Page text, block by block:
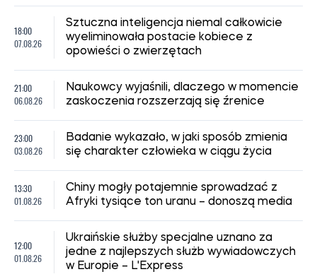
18:00
07.08.26
Sztuczna inteligencja niemal całkowicie
wyeliminowała postacie kobiece z
opowieści o zwierzętach
21:00
06.08.26
Naukowcy wyjaśnili, dlaczego w momencie
zaskoczenia rozszerzają się źrenice
23:00
03.08.26
Badanie wykazało, w jaki sposób zmienia
się charakter człowieka w ciągu życia
13:30
01.08.26
Chiny mogły potajemnie sprowadzać z
Afryki tysiące ton uranu – donoszą media
12:00
01.08.26
Ukraińskie służby specjalne uznano za
jedne z najlepszych służb wywiadowczych
w Europie – L'Express